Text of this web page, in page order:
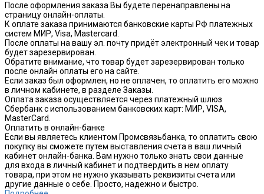
После оформления заказа Вы будете перенаправлены на
страницу онлайн-оплаты.
К оплате заказа принимаются банковские карты РФ платежных
систем МИР, Visa, Mastercard.
После оплаты на вашу эл. почту придёт электронный чек и товар
будет зарезервирован.
Обратите внимание, что товар будет зарезервирован только
после онлайн оплаты его на сайте.
Если заказ был оформлен, но не оплачен, то оплатить его можно
в личном кабинете, в разделе Заказы.
Оплата заказа осуществляется через платежный шлюз
Сбербанк с использованием банковских карт: МИР, VISA,
MasterCard.
Оплатить в онлайн-банке
Если вы являетесь клиентом Промсвязьбанка, то оплатить свою
покупку вы сможете путем выставления счета в ваш личный
кабинет онлайн-банка. Вам нужно только знать свои данные
для входа в личный кабинет и подтвердить в нем оплату
товара, при этом не нужно указывать реквизиты счета или
другие данные о себе. Просто, надежно и быстро.